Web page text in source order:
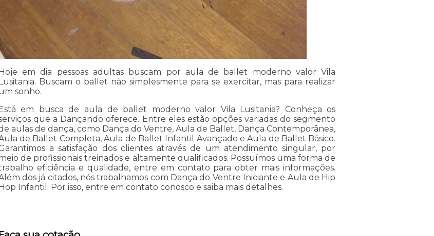
em dia pessoas adultas buscam por aula de ballet moderno valor Vila
Buscam o ballet não simplesmente para se exercitar, mas para realizar
sonho.
em busca de aula de ballet moderno valor Vila Lusitania? Conheça os
que a Dançando oferece. Entre eles estão opções variadas do segmento
aulas de dança, como Dança do Ventre, Aula de Ballet, Dança Contemporânea,
de Ballet Completa, Aula de Ballet Infantil Avançado e Aula de Ballet Básico.
a satisfação dos clientes através de um atendimento singular, por
de profissionais treinados e altamente qualificados. Possuímos uma forma de
eficiência e qualidade, entre em contato para obter mais informações.
dos já citados, nós trabalhamos com Dança do Ventre Iniciante e Aula de Hip
Infantil. Por isso, entre em contato conosco e saiba mais detalhes.